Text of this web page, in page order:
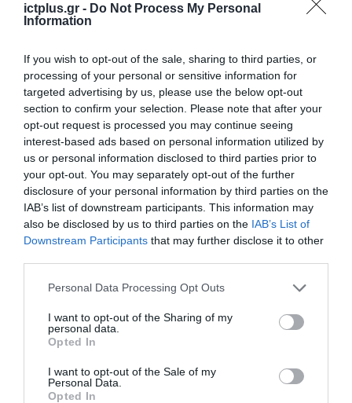
ictplus.gr - Do Not Process My Personal
Information
If you wish to opt-out of the sale, sharing to third parties, or
processing of your personal or sensitive information for
targeted advertising by us, please use the below opt-out
section to confirm your selection. Please note that after your
opt-out request is processed you may continue seeing
interest-based ads based on personal information utilized by
us or personal information disclosed to third parties prior to
your opt-out. You may separately opt-out of the further
disclosure of your personal information by third parties on the
IAB’s list of downstream participants. This information may
also be disclosed by us to third parties on the IAB’s List of
Downstream Participants that may further disclose it to other
Please note that this website/app uses one or more Google
not limited to your visit or usage behaviour. You may click to
grant or deny consent to Google and its third-party tags to
use your data for below specified purposes in below Google
consent section.
Personal Data Processing Opt Outs
I want to opt-out of the Sharing of my
personal data.
Opted In
I want to opt-out of the Sale of my
Personal Data.
Opted In
κατάλληλα εργαλεία Τεχνητής Νοημοσύνης
τους.
ΗGoogleείναι ενθουσιασμένη καθώς βλέπει
πώς όλο αυτό θα ανοίξει νέους δρόμους για
να επιταχύνει την αποστολή της και να
μετασχηματίσει τα προϊόντα της, ώστε να
γίνουν ουσιαστικά πιο χρήσιμα για όλους,
όπου κι αν βρίσκονται.
τις σχετικές ανακοινώσεις της Google εδώ
GEMINI GOOGLE I/O 2026